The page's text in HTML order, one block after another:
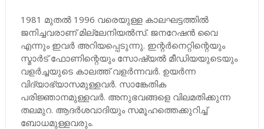
1981 മുതൽ 1996 വരെയുള്ള കാലഘട്ടത്തിൽ
ജനിച്ചവരാണ് മില്ലേനിയൽസ്. ജനറേഷൻ വൈ
എന്നും ഇവർ അറിയപ്പെടുന്നു. ഇന്റർനെറ്റിന്റെയും
സ്മാർട് ഫോണിന്റെയും സോഷ്യൽ മീഡിയയുടെയും
വളർച്ചയുടെ കാലത്ത് വളർന്നവർ. ഉയർന്ന
വിദ്യാഭ്യാസമുള്ളവർ. സാങ്കേതിക
പരിജ്ഞാനമുള്ളവർ. അനുഭവങ്ങളെ വിലമതിക്കുന്ന
തലമുറ. ആദർശവാദിയും സമൂഹത്തെക്കുറിച്ച്
ബോധമുള്ളവരും.